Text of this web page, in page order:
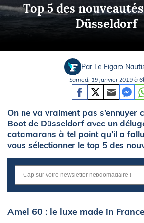
Top 5 des
Düsseldorf
Par Le Figaro
Samedi 19 janvier 2019 à
On ne va vraiment pas s’ennuyer
Boot de Düsseldorf avec un
catamarans à tel point qu’il a
vous sélectionner le top 5 des
Amel 60 : le luxe made in France